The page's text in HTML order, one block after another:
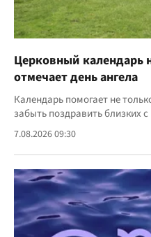
Церковный календарь
отмечает день ангела
Календарь помогает не
забыть поздравить близких
7.08.2026 09:30